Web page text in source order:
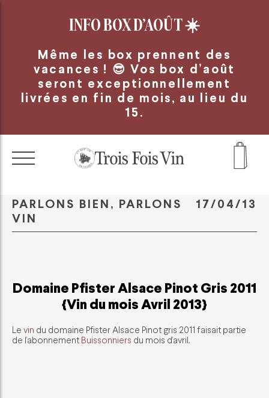
INFO BOX D’AOÛT☀️
Même les box prennent des
vacances ! 😎 Vos box d’août
seront exceptionnellement
livrées en fin de mois, au lieu du
15.
PARLONS BIEN, PARLONS
VIN
17/04/13
Domaine Pfister Alsace Pinot Gris 2011
{Vin du mois Avril 2013}
Le vin du domaine Pfister Alsace Pinot gris 2011 faisait partie
de l’abonnement Buissonniers du mois d’avril.